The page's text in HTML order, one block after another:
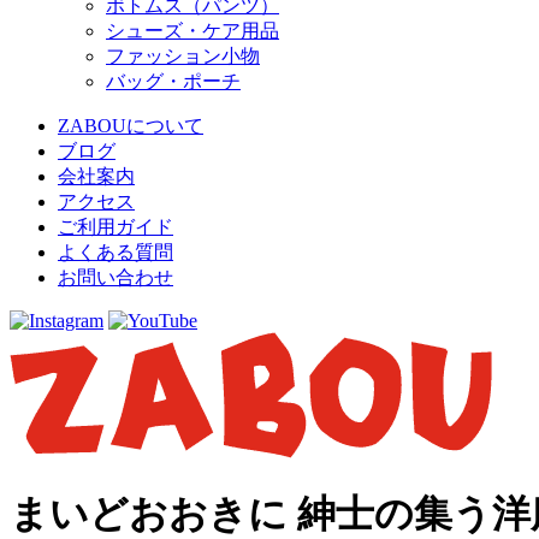
ボトムス（パンツ）
シューズ・ケア用品
ファッション小物
バッグ・ポーチ
ZABOUについて
ブログ
会社案内
アクセス
ご利用ガイド
よくある質問
お問い合わせ
まいどおおきに 紳士の集う